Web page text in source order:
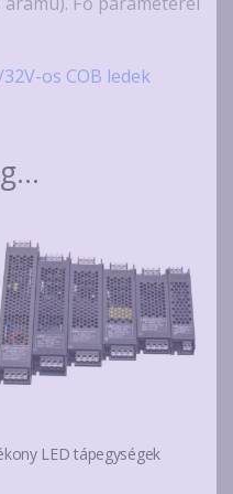
os COB ledek
LED tápegységek